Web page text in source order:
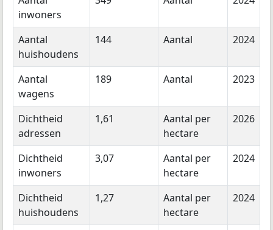
inwoners
Aantal
huishoudens
144 Aantal 2024
Aantal
wagens
189 Aantal 2023
Dichtheid
adressen
1,61
Aantal per
hectare
2026
Dichtheid
inwoners
3,07
Aantal per
hectare
2024
Dichtheid
huishoudens
1,27
Aantal per
hectare
2024